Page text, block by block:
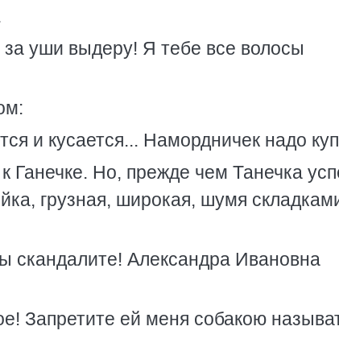
за уши выдеру! Я тебе все волосы
и кусается... Намордничек надо
Ганечке. Но, прежде чем Танечка
грузная, широкая, шумя
скандалите! Александра Ивановна
Запретите ей меня собакою